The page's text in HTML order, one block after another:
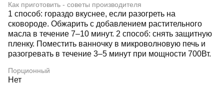
Как приготовить - советы производителя
1 способ: гораздо вкуснее, если разогреть на
сковороде. Обжарить с добавлением растительного
масла в течение 7‒10 минут. 2 способ: снять защитную
пленку. Поместить ванночку в микроволновую печь и
разогревать в течение 3‒5 минут при мощности 700Вт.
Порционный
Нет